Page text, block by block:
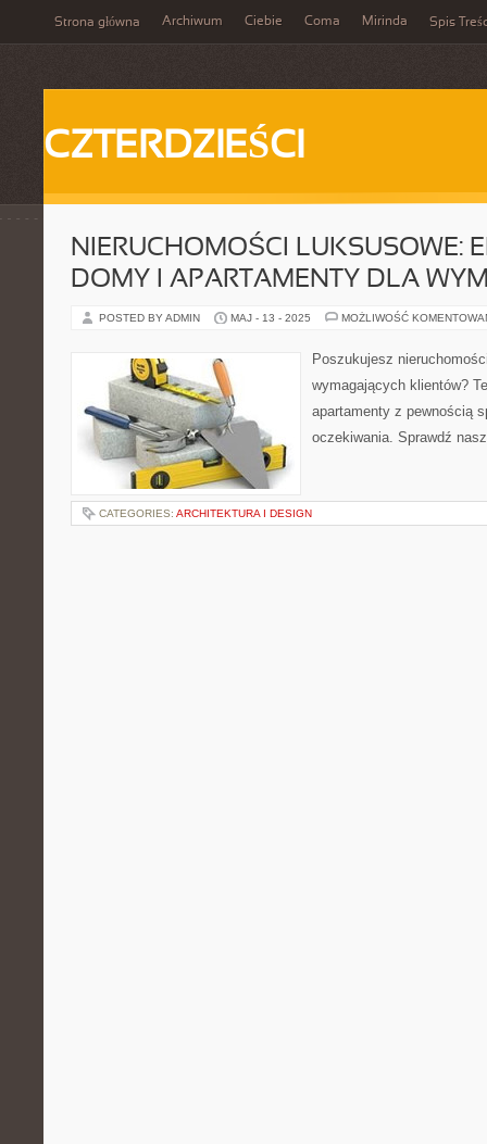
Strona główna Archiwum Ciebie Coma Mirinda Spis
CZTERDZIEŚCI
NIERUCHOMOŚCI LUKSUSOWE:
DOMY I APARTAMENTY DLA
POSTED BY ADMIN MAJ - 13 - 2025 MOŻLIWOŚĆ
Poszukujesz
wymagających klientów?
apartamenty z pewnością
oczekiwania. Sprawdź
CATEGORIES: ARCHITEKTURA I DESIGN